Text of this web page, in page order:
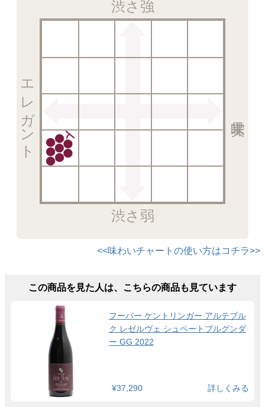
渋さ強
渋さ弱
エレガント
<<味わいチャートの使い方はコチラ>>
この商品を見た人は、こちらの商品も見ています
フーバー ケントリンガー アルテブル
ク レゼルヴェ シュペートブルグンダ
ー GG 2022
¥37,290 詳しくみる